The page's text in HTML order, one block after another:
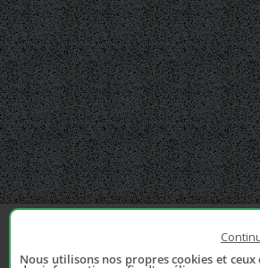
Nous utilisons nos propres cookies et